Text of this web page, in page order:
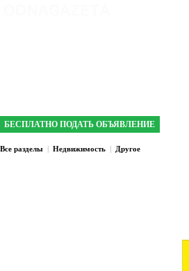
БЕСПЛАТНО ПОДАТЬ ОБЪЯВЛЕНИЕ
Все разделы | Недвижимость | Другое